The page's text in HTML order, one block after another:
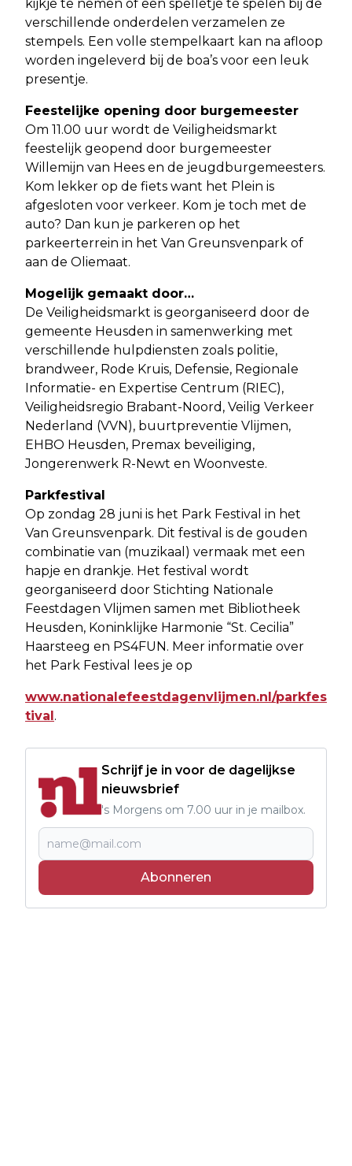
kijkje te nemen of een spelletje te spelen bij de
verschillende onderdelen verzamelen ze
stempels. Een volle stempelkaart kan na afloop
worden ingeleverd bij de boa’s voor een leuk
presentje.
Feestelijke opening door burgemeester
Om 11.00 uur wordt de Veiligheidsmarkt
feestelijk geopend door burgemeester
Willemijn van Hees en de jeugdburgemeesters.
Kom lekker op de fiets want het Plein is
afgesloten voor verkeer. Kom je toch met de
auto? Dan kun je parkeren op het
parkeerterrein in het Van Greunsvenpark of
aan de Oliemaat.
Mogelijk gemaakt door…
De Veiligheidsmarkt is georganiseerd door de
gemeente Heusden in samenwerking met
verschillende hulpdiensten zoals politie,
brandweer, Rode Kruis, Defensie, Regionale
Informatie- en Expertise Centrum (RIEC),
Veiligheidsregio Brabant-Noord, Veilig Verkeer
Nederland (VVN), buurtpreventie Vlijmen,
EHBO Heusden, Premax beveiliging,
Jongerenwerk R-Newt en Woonveste.
Parkfestival
Op zondag 28 juni is het Park Festival in het
Van Greunsvenpark. Dit festival is de gouden
combinatie van (muzikaal) vermaak met een
hapje en drankje. Het festival wordt
georganiseerd door Stichting Nationale
Feestdagen Vlijmen samen met Bibliotheek
Heusden, Koninklijke Harmonie “St. Cecilia”
Haarsteeg en PS4FUN. Meer informatie over
het Park Festival lees je op
www.nationalefeestdagenvlijmen.nl/parkfes
tival.
Schrijf je in voor de dagelijkse
nieuwsbrief
's Morgens om 7.00 uur in je mailbox.
Abonneren